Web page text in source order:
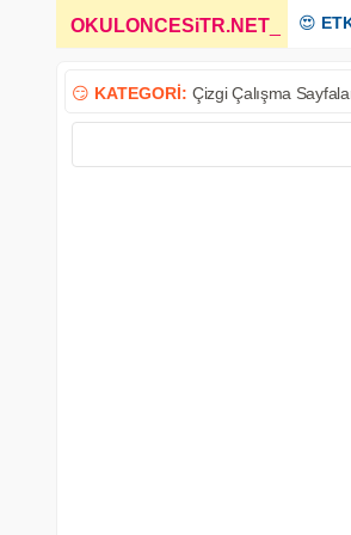
OKULONCESiTR.NET 😍
😏 KATEGORİ: Çizgi Çalışma